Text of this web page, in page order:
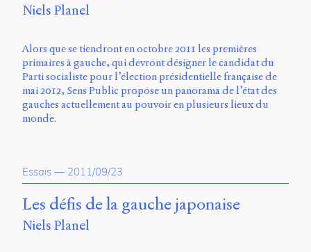
Niels Planel
Alors que se tiendront en octobre 2011 les premières
primaires à gauche, qui devront désigner le candidat du
Parti socialiste pour l’élection présidentielle française de
mai 2012, Sens Public propose un panorama de l’état des
gauches actuellement au pouvoir en plusieurs lieux du
monde.
Essais — 2011/09/23
Les défis de la gauche japonaise
Niels Planel